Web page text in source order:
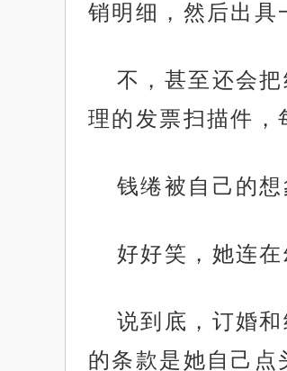
销明细，然后出具
不，甚至还会
理的发票扫描件，
钱绻被自己的
好好笑，她连
说到底，订婚
的条款是她自己点